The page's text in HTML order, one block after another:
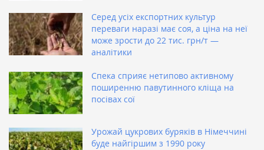
Серед усіх експортних культур
переваги наразі має соя, а ціна на неї
може зрости до 22 тис. грн/т —
аналітики
Спека сприяє нетипово активному
поширенню павутинного кліща на
посівах сої
Урожай цукрових буряків в Німеччині
буде найгіршим з 1990 року